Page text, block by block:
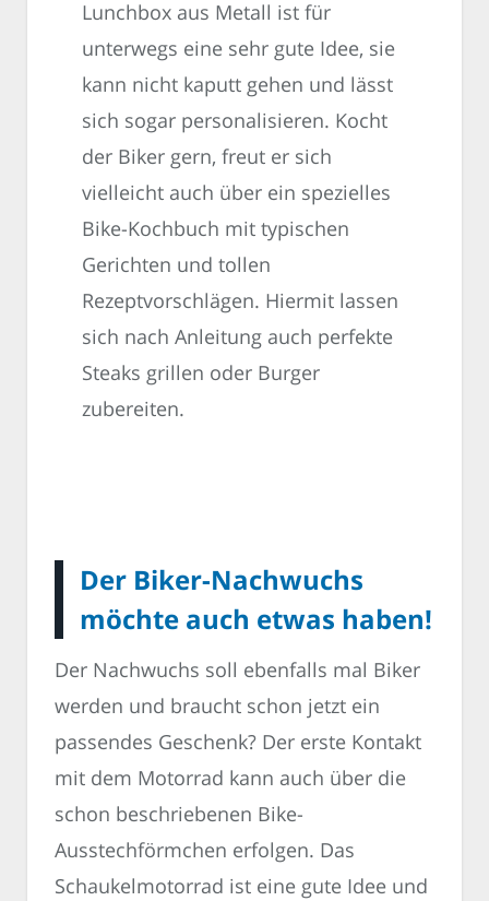
Lunchbox aus Metall ist für
unterwegs eine sehr gute Idee, sie
kann nicht kaputt gehen und lässt
sich sogar personalisieren. Kocht
der Biker gern, freut er sich
vielleicht auch über ein spezielles
Bike-Kochbuch mit typischen
Gerichten und tollen
Rezeptvorschlägen. Hiermit lassen
sich nach Anleitung auch perfekte
Steaks grillen oder Burger
zubereiten.
Der Biker-Nachwuchs
möchte auch etwas haben!
Der Nachwuchs soll ebenfalls mal Biker
werden und braucht schon jetzt ein
passendes Geschenk? Der erste Kontakt
mit dem Motorrad kann auch über die
schon beschriebenen Bike-
Ausstechförmchen erfolgen. Das
Schaukelmotorrad ist eine gute Idee und